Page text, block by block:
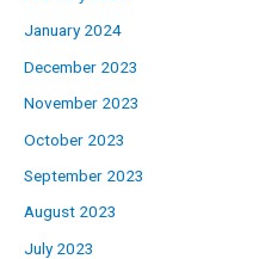
January 2024
December 2023
November 2023
October 2023
September 2023
August 2023
July 2023